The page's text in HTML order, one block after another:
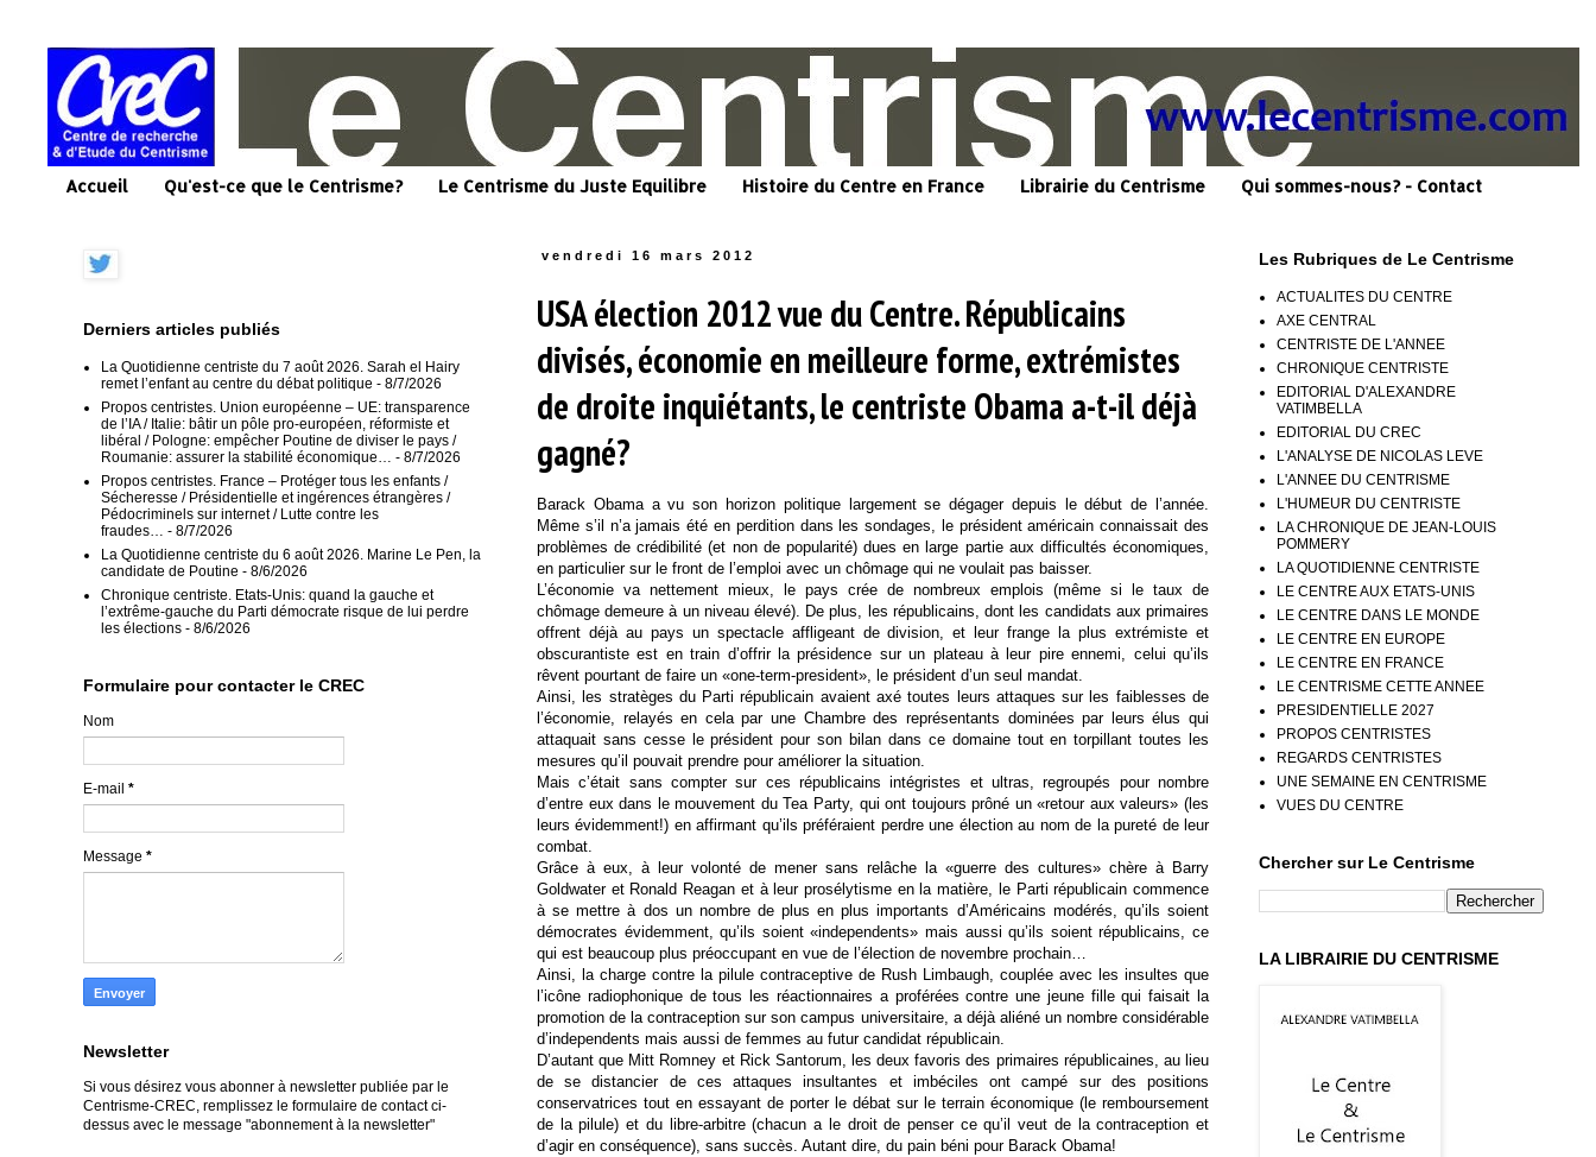
Accueil Qu'est-ce que le Centrisme? Le Centrisme du Juste Equilibre Histoire du Centre en France Librairie du Centrisme Qui sommes-nous? - Contact
vendredi 16 mars 2012
USA élection 2012 vue du Centre. Républicains
divisés, économie en meilleure forme, extrémistes
de droite inquiétants, le centriste Obama a-t-il déjà
gagné?
Barack Obama a vu son horizon politique largement se dégager depuis le début de l’année.
Même s’il n’a jamais été en perdition dans les sondages, le président américain connaissait des
problèmes de crédibilité (et non de popularité) dues en large partie aux difficultés économiques,
en particulier sur le front de l’emploi avec un chômage qui ne voulait pas baisser.
L’économie va nettement mieux, le pays crée de nombreux emplois (même si le taux de
chômage demeure à un niveau élevé). De plus, les républicains, dont les candidats aux primaires
offrent déjà au pays un spectacle affligeant de division, et leur frange la plus extrémiste et
obscurantiste est en train d’offrir la présidence sur un plateau à leur pire ennemi, celui qu’ils
rêvent pourtant de faire un «one-term-president», le président d’un seul mandat.
Ainsi, les stratèges du Parti républicain avaient axé toutes leurs attaques sur les faiblesses de
l’économie, relayés en cela par une Chambre des représentants dominées par leurs élus qui
attaquait sans cesse le président pour son bilan dans ce domaine tout en torpillant toutes les
mesures qu’il pouvait prendre pour améliorer la situation.
Mais c’était sans compter sur ces républicains intégristes et ultras, regroupés pour nombre
d’entre eux dans le mouvement du Tea Party, qui ont toujours prôné un «retour aux valeurs» (les
leurs évidemment!) en affirmant qu’ils préféraient perdre une élection au nom de la pureté de leur
combat.
Grâce à eux, à leur volonté de mener sans relâche la «guerre des cultures» chère à Barry
Goldwater et Ronald Reagan et à leur prosélytisme en la matière, le Parti républicain commence
à se mettre à dos un nombre de plus en plus importants d’Américains modérés, qu’ils soient
démocrates évidemment, qu’ils soient «independents» mais aussi qu’ils soient républicains, ce
qui est beaucoup plus préoccupant en vue de l’élection de novembre prochain…
Ainsi, la charge contre la pilule contraceptive de Rush Limbaugh, couplée avec les insultes que
l’icône radiophonique de tous les réactionnaires a proférées contre une jeune fille qui faisait la
promotion de la contraception sur son campus universitaire, a déjà aliéné un nombre considérable
d’independents mais aussi de femmes au futur candidat républicain.
D’autant que Mitt Romney et Rick Santorum, les deux favoris des primaires républicaines, au lieu
de se distancier de ces attaques insultantes et imbéciles ont campé sur des positions
conservatrices tout en essayant de porter le débat sur le terrain économique (le remboursement
de la pilule) et du libre-arbitre (chacun a le droit de penser ce qu’il veut de la contraception et
d’agir en conséquence), sans succès. Autant dire, du pain béni pour Barack Obama!
Derniers articles publiés
La Quotidienne centriste du 7 août 2026. Sarah el Hairy
remet l’enfant au centre du débat politique - 8/7/2026
Propos centristes. Union européenne – UE: transparence
de l’IA / Italie: bâtir un pôle pro-européen, réformiste et
libéral / Pologne: empêcher Poutine de diviser le pays /
Roumanie: assurer la stabilité économique…
- 8/7/2026
Propos centristes. France – Protéger tous les enfants /
Sécheresse / Présidentielle et ingérences étrangères /
Pédocriminels sur internet / Lutte contre les
fraudes…
- 8/7/2026
La Quotidienne centriste du 6 août 2026. Marine Le Pen, la
candidate de Poutine - 8/6/2026
Chronique centriste. Etats-Unis: quand la gauche et
l’extrême-gauche du Parti démocrate risque de lui perdre
les élections - 8/6/2026
Formulaire pour contacter le CREC
Nom
E-mail *
Message *
Newsletter
Si vous désirez vous abonner à newsletter publiée par le
Centrisme-CREC, remplissez le formulaire de contact ci-
dessus avec le message "abonnement à la newsletter"
Les Rubriques de Le Centrisme
ACTUALITES DU CENTRE
AXE CENTRAL
CENTRISTE DE L'ANNEE
CHRONIQUE CENTRISTE
EDITORIAL D'ALEXANDRE
VATIMBELLA
EDITORIAL DU CREC
L'ANALYSE DE NICOLAS LEVE
L'ANNEE DU CENTRISME
L'HUMEUR DU CENTRISTE
LA CHRONIQUE DE JEAN-LOUIS
POMMERY
LA QUOTIDIENNE CENTRISTE
LE CENTRE AUX ETATS-UNIS
LE CENTRE DANS LE MONDE
LE CENTRE EN EUROPE
LE CENTRE EN FRANCE
LE CENTRISME CETTE ANNEE
PRESIDENTIELLE 2027
PROPOS CENTRISTES
REGARDS CENTRISTES
UNE SEMAINE EN CENTRISME
VUES DU CENTRE
Chercher sur Le Centrisme
LA LIBRAIRIE DU CENTRISME